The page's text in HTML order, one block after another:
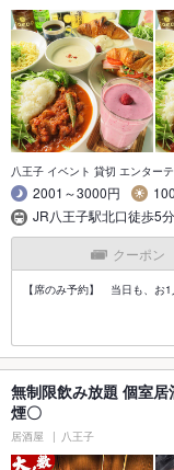
八王子 イベント 貸切 エンター
2001～3000円
JR八王子駅北口徒歩5
クーポン
【席のみ予約】 当日も、お
無制限飲み放題 個室
煙〇
居酒屋 八王子